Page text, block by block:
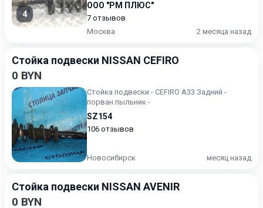
4
ООО "РМ ПЛЮС"
7 отзывов
Москва
2 месяца назад
Стойка подвески NISSAN CEFIRO
0 BYN
Стойка подвески - CEFIRO A33 Задний -
порван пыльник -
SZ154
106 отзывов
Новосибирск месяц назад
Стойка подвески NISSAN AVENIR
0 BYN